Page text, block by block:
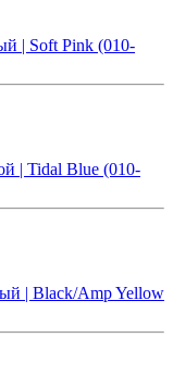
| Soft Pink (010-
| Tidal Blue (010-
| Black/Amp Yellow